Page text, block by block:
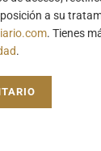
a su
. Tienes
.